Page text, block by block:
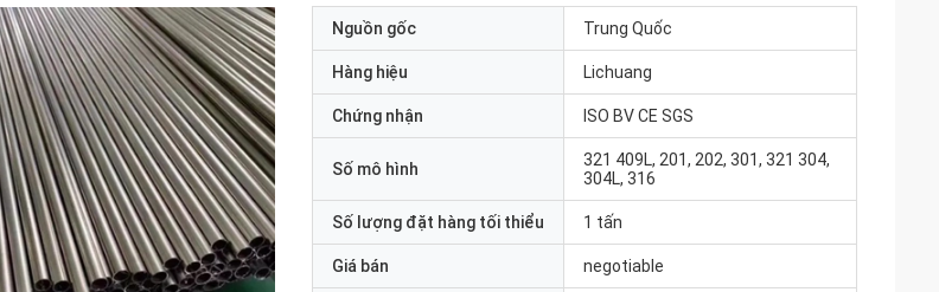
Nguồn gốc Trung Quốc
Hàng hiệu Lichuang
Chứng nhận ISO BV CE SGS
Số mô hình
321 409L, 201, 202, 301, 321 304,
304L, 316
Số lượng đặt hàng tối thiểu 1 tấn
Giá bán negotiable